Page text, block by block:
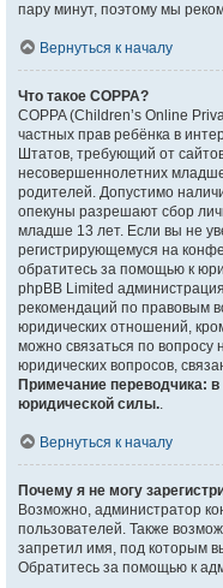
пару минут, поэтому мы
Вернуться к началу
Что такое COPPA?
COPPA (Children’s Online
частных прав ребёнка в
Штатов, требующий от
несовершеннолетних
родителей. Допустимо
опекуны разрешают сбор
младше 13 лет. Если вы не
регистрирующемуся на
обратитесь за помощью к
phpBB Limited
рекомендаций по правовым
юридических отношений,
можно связаться по вопросу
юридических вопросов,
Примечание переводчика:
юридической силы..
Вернуться к началу
Почему я не могу
Возможно, администратор
пользователей. Также
запретил имя, под которым
Обратитесь за помощью к